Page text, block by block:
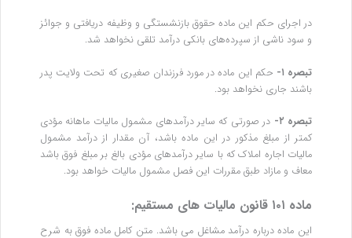
در اجرای حکم این ماده حقوق بازنشستگی و وظیفه دریافتی و جوائز
و سود ناشی از سپرده‌های بانکی درآمد تلقی نخواهد شد.
تبصره ۱-
حکم این ماده در مورد فرزندان صغیری که تحت ولایت پدر
باشند جاری نخواهد بود.
تبصره ۲-
در صورتی که سایر درآمدهای مشمول مالیات ماهانه مؤدی
کمتر از مبلغ مذکور در این ماده باشد، آن مقدار از درآمد مشمول
مالیات اجاره املاک که با سایر درآمدهای مؤدی بالغ بر مبلغ فوق باشد
معاف و مازاد طبق مقررات این فصل مشمول مالیات خواهد بود.
ماده ۱۰۱ قانون مالیات های مستقیم:
این ماده درباره درآمد مشاغل می باشد. متن کامل ماده فوق به شرح